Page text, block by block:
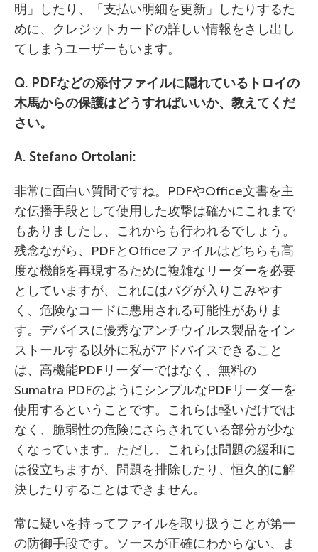
明」したり、「支払い明細を更新」したりするた
めに、クレジットカードの詳しい情報をさし出し
てしまうユーザーもいます。
Q. PDFなどの添付ファイルに隠れているトロイの
木馬からの保護はどうすればいいか、教えてくだ
さい。
A. Stefano Ortolani:
非常に面白い質問ですね。PDFやOffice文書を主
な伝播手段として使用した攻撃は確かにこれまで
もありましたし、これからも行われるでしょう。
残念ながら、PDFとOfficeファイルはどちらも高
度な機能を再現するために複雑なリーダーを必要
としていますが、これにはバグが入りこみやす
く、危険なコードに悪用される可能性がありま
す。デバイスに優秀なアンチウイルス製品をイン
ストールする以外に私がアドバイスできること
は、高機能PDFリーダーではなく、無料の
Sumatra PDFのようにシンプルなPDFリーダーを
使用するということです。これらは軽いだけでは
なく、脆弱性の危険にさらされている部分が少な
くなっています。ただし、これらは問題の緩和に
は役立ちますが、問題を排除したり、恒久的に解
決したりすることはできません。
常に疑いを持ってファイルを取り扱うことが第一
の防御手段です。ソースが正確にわからない、ま